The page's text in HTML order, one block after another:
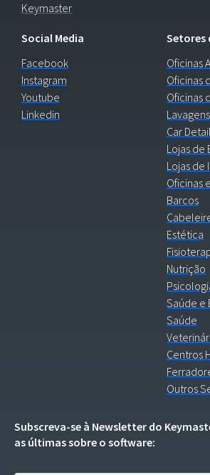
Keymaster
Social Media
Facebook
Instagram
Youtube
Linkedin
Setores
Oficinas
Oficinas
Oficinas
Car Detail
Lojas de
Lojas de
Oficinas
Barcos
Estética
Nutrição
Saúde e
Saúde
Centros
Outros
Subscreva-se à Newsletter do
as últimas sobre o software: